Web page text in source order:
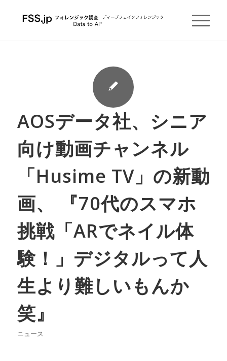
AOSデータ社、シニア
向け動画チャンネル
「Husime TV」の新動
画、 『70代のスマホ
挑戦「ARでネイル体
験！」デジタルって人
生より難しいもんか
笑』
ニュース